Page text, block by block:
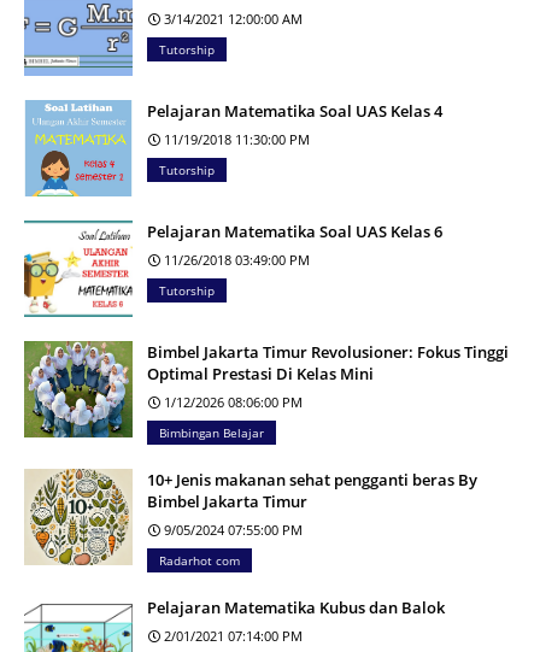
3/14/2021 12:00:00 AM
Tutorship
Pelajaran Matematika Soal UAS Kelas 4
11/19/2018 11:30:00 PM
Tutorship
Pelajaran Matematika Soal UAS Kelas 6
11/26/2018 03:49:00 PM
Tutorship
Bimbel Jakarta Timur Revolusioner: Fokus Tinggi
Optimal Prestasi Di Kelas Mini
1/12/2026 08:06:00 PM
Bimbingan Belajar
10+ Jenis makanan sehat pengganti beras By
Bimbel Jakarta Timur
9/05/2024 07:55:00 PM
Radarhot com
Pelajaran Matematika Kubus dan Balok
2/01/2021 07:14:00 PM